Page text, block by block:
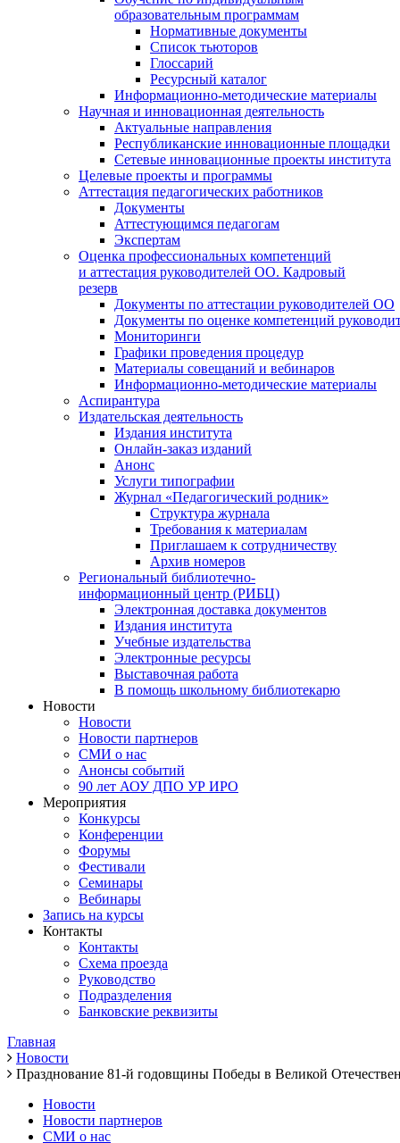
образовательным программам
Нормативные документы
Список тьюторов
Глоссарий
Ресурсный каталог
Информационно-методические материалы
Научная и инновационная деятельность
Актуальные направления
Республиканские инновационные площадки
Сетевые инновационные проекты института
Целевые проекты и программы
Аттестация педагогических работников
Документы
Аттестующимся педагогам
Экспертам
Оценка профессиональных компетенций
и аттестация руководителей ОО. Кадровый
резерв
Документы по аттестации руководителей ОО
Документы по оценке компетенций
Мониторинги
Графики проведения процедур
Материалы совещаний и вебинаров
Информационно-методические материалы
Аспирантура
Издательская деятельность
Издания института
Онлайн-заказ изданий
Анонс
Услуги типографии
Журнал «Педагогический родник»
Структура журнала
Требования к материалам
Приглашаем к сотрудничеству
Архив номеров
Региональный библиотечно-
информационный центр (РИБЦ)
Электронная доставка документов
Издания института
Учебные издательства
Электронные ресурсы
Выставочная работа
В помощь школьному библиотекарю
Новости
Новости
Новости партнеров
СМИ о нас
Анонсы событий
90 лет АОУ ДПО УР ИРО
Мероприятия
Конкурсы
Конференции
Форумы
Фестивали
Семинары
Вебинары
Запись на курсы
Контакты
Контакты
Схема проезда
Руководство
Подразделения
Банковские реквизиты
Главная
Новости
Празднование 81-й годовщины Победы в Великой
Новости
Новости партнеров
СМИ о нас